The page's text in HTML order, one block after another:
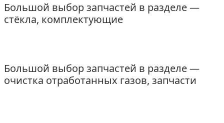
Большой выбор запчастей в разделе —
стёкла, комплектующие
Большой выбор запчастей в разделе —
очистка отработанных газов, запчасти